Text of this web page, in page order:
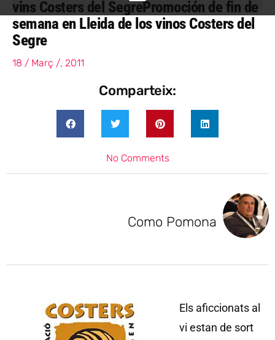
vins Costers del SegrePromoción de fin de
semana en Lleida de los vinos Costers del
Segre
18 / Març /, 2011
Comparteix:
No Comments
Como Pomona
Els aficcionats al
vi estan de sort